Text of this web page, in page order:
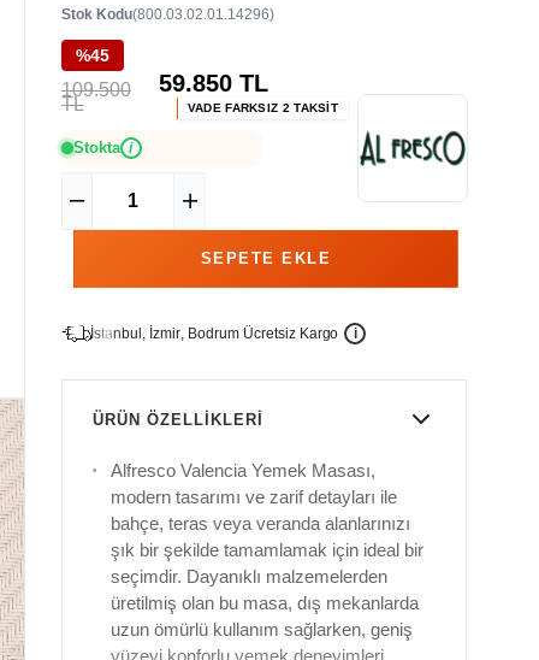
(800.03.02.01.14296)
Stok Kodu
%45
109.500
TL
59.850 TL
VADE FARKSIZ 2 TAKSİT
Stokta i
İstanbu , İzmir, Bodrum Ücretsiz Kargo i
ÜRÜN ÖZELLIKLERI
Alfresco Valencia Yemek Masası,
modern tasarımı ve zarif detayları ile
bahçe, teras veya veranda alanlarınızı
şık bir şekilde tamamlamak için ideal bir
seçimdir. Dayanıklı malzemelerden
üretilmiş olan bu masa, dış mekanlarda
uzun ömürlü kullanım sağlarken, geniş